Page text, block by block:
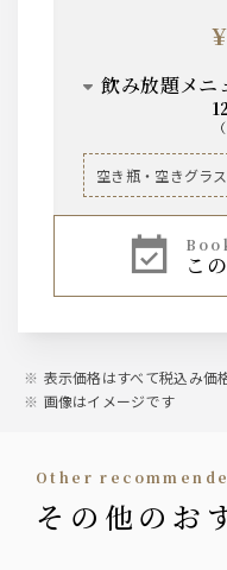
¥
飲み放題メ
（
ビール
ハイボール、焼
空き瓶・空きグラ
表示価格はすべて税込み価
画像はイメージです
other
その他の